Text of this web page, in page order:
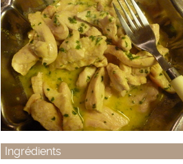
Ingrédients